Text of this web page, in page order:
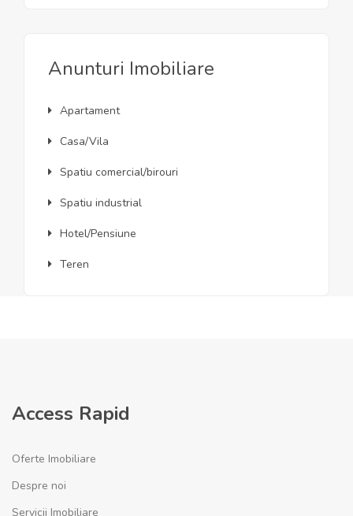
Anunturi Imobiliare
Apartament
Casa/Vila
Spatiu comercial/birouri
Spatiu industrial
Hotel/Pensiune
Teren
Access Rapid
Oferte Imobiliare
Despre noi
Servicii Imobiliare